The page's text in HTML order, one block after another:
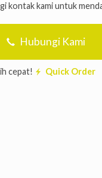
kontak kami untuk
Hubungi Kami
cepat! Quick Order